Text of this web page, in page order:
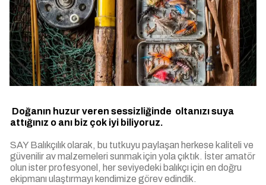
Doğanın huzur veren sessizliğinde oltanızı suya
attığınız o anı biz çok iyi biliyoruz.
SAY Balıkçılık olarak, bu tutkuyu paylaşan herkese kaliteli ve
güvenilir av malzemeleri sunmak için yola çıktık. İster amatör
olun ister profesyonel, her seviyedeki balıkçı için en doğru
ekipmanı ulaştırmayı kendimize görev edindik.